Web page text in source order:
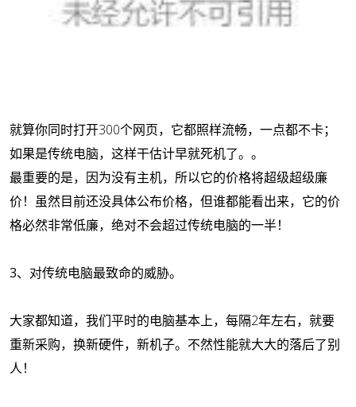
就算你同时打开300个网页，它都照样流畅，一点都不卡；
如果是传统电脑，这样干估计早就死机了。。
最重要的是，因为没有主机，所以它的价格将超级超级廉
价！虽然目前还没具体公布价格，但谁都能看出来，它的价
格必然非常低廉，绝对不会超过传统电脑的一半！
3、对传统电脑最致命的威胁。
大家都知道，我们平时的电脑基本上，每隔2年左右，就要
重新采购，换新硬件，新机子。不然性能就大大的落后了别
人！